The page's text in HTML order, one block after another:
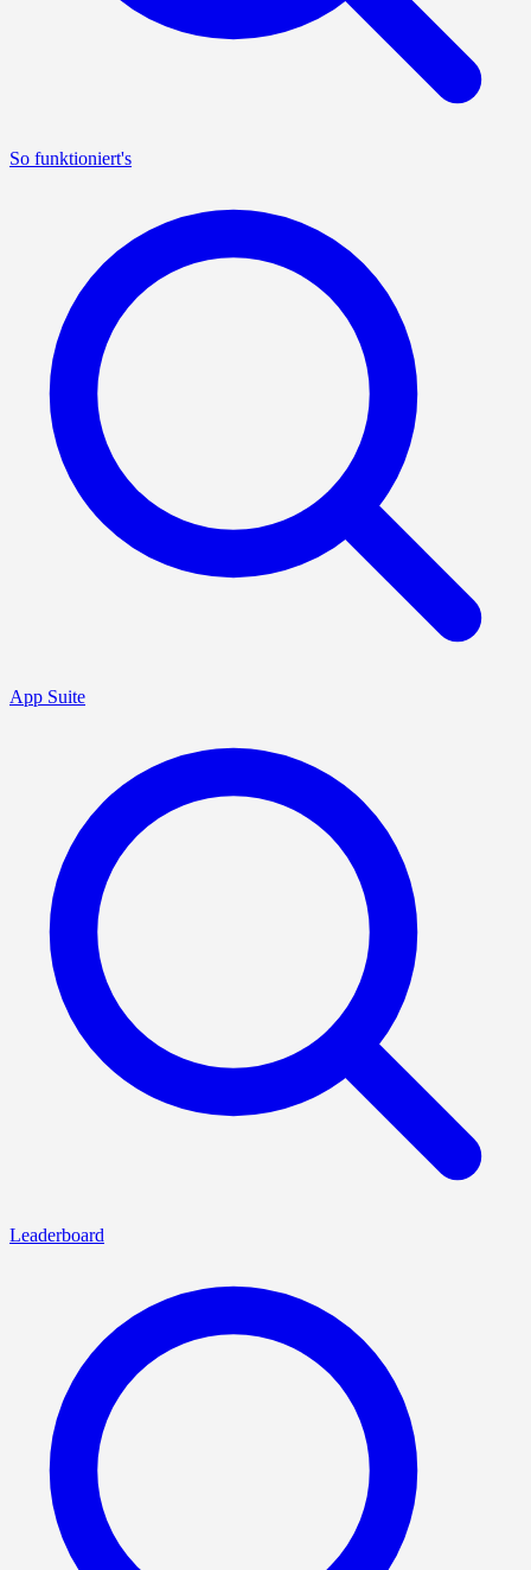
So funktioniert's
App Suite
Leaderboard